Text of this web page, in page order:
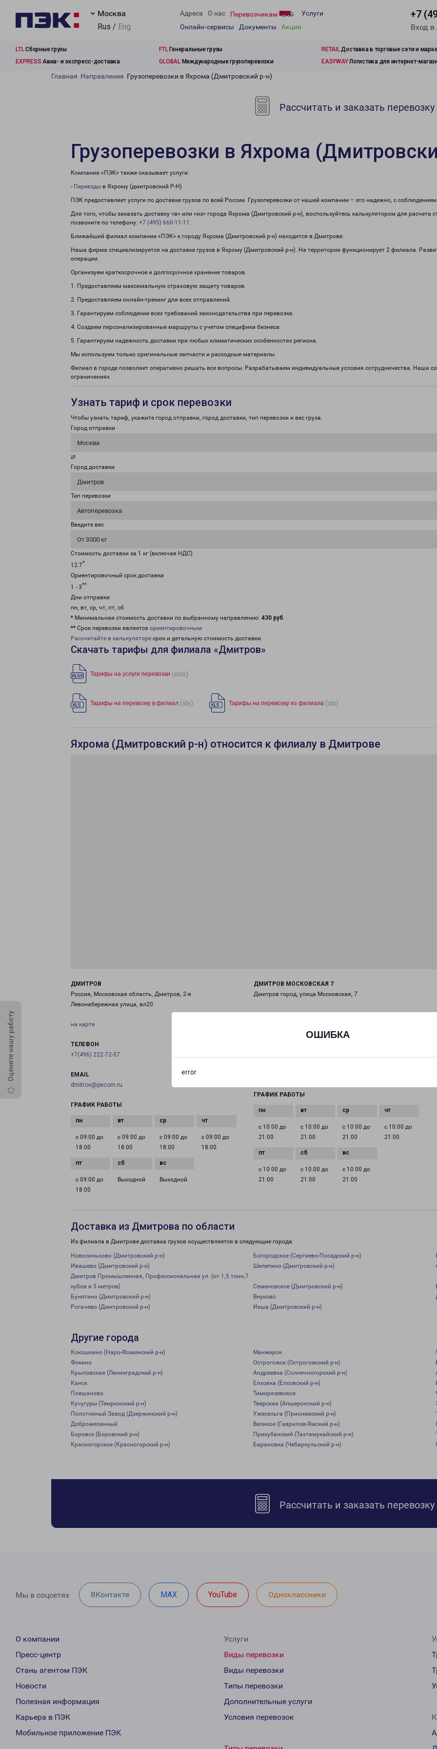
ОШИБКА
error
Москва
Rus / Eng
Адреса О нас Перевозчикам
Услуги
Онлайн-сервисы
Документы Акции
+7
Вход
LTLСборные грузы FTLГенеральные грузы RETAILДоставка в торговые сети и
EXPRESS Авиа- и экспресс-доставка GLOBALМеждународные грузоперевозки EASYWAYЛогистика для интернет-
Оцените нашу работу
Главная Направления Грузоперевозки в Яхрома (Дмитровский р-н)
Рассчитать и заказать перевозку
Грузоперевозки в Яхрома
Компания «ПЭК» также оказывает услуги:
- Переезды в Яхрому (дмитровский Р-Н)
ПЭК предоставляет услуги по доставке грузов по всей России. Грузоперевозки от нашей компании – это надежно, с
Для того, чтобы заказать доставку «в» или «из» города Яхрома (Дмитровский р-н), воспользуйтесь калькулятором для расчета
позвоните по телефону: +7 (495) 660-11-11 .
Ближайший филиал компании «ПЭК» к городу Яхрома (Дмитровский р-н) находится в Дмитрове.
Наша фирма специализируется на доставке грузов в Яхрому (Дмитровский р-н). На территории функционирует 2 филиала.
операции.
Организуем краткосрочное и долгосрочное хранение товаров.
1. Предоставляем максимальную страховую защиту товаров.
2. Предоставляем онлайн-трекинг для всех отправлений.
3. Гарантируем соблюдение всех требований законодательства при перевозке.
4. Создаем персонализированные маршруты с учетом специфики бизнеса.
5. Гарантируем надежность доставки при любых климатических особенностях региона.
Мы используем только оригинальные запчасти и расходные материалы.
Филиал в городе позволяет оперативно решать все вопросы. Разрабатываем индивидуальные условия сотрудничества. Наши
ограничениях.
Узнать тариф и срок перевозки
Чтобы узнать тариф, укажите город отправки, город доставки, тип перевозки и вес груза.
Город отправки
Москва
⇄
Город доставки
Дмитров
Тип перевозки
Автоперевозка
Введите вес
От 3000 кг
Стоимость доставки за 1 кг (включая НДС)
12.7*
Ориентировочный срок доставки
1 - 3**
Дни отправки
пн, вт, ср, чт, пт, сб
* Минимальная стоимость доставки по выбранному направлению: 430 руб.
** Срок перевозки является ориентировочным
Рассчитайте в калькуляторе срок и детальную стоимость доставки.
Скачать тарифы для филиала «Дмитров»
Тарифы на услуги перевозки (xlsx)
Тарифы на перевозку в филиал (xls) Тарифы на перевозку из филиала (xls)
Яхрома (Дмитровский р-н) относится к филиалу в Дмитрове
ДМИТРОВ
Россия, Московская область, Дмитров, 2-я
Левонабережная улица, вл20
на карте
ТЕЛЕФОН
+7(496) 222-72-57
EMAIL
dmitrov@pecom.ru
ГРАФИК РАБОТЫ
с 09:00 до
18:00
с 09:00 до
18:00
с 09:00 до
18:00
с 09:00 до
18:00
с 09:00 до
18:00
Выходной Выходной
ДМИТРОВ МОСКОВСКАЯ 7
Дмитров город, улица Московская, 7
на карте
ГРАФИК РАБОТЫ
с 10:00 до
21:00
с 10:00 до
21:00
с 10:00 до
21:00
с 10:00 до
21:00
с 10:00 до
21:00
с 10:00 до
21:00
с 10:00 до
21:00
Доставка из Дмитрова по области
Из филиала в Дмитрове доставка грузов осуществляется в следующие города:
Новосиньково (Дмитровский р-н) Богородское (Сергиево-Посадский р-н)
Ивашево (Дмитровский р-н)
Шелепино (Дмитровский р-н)
Дмитров Промышленная, Профессиональная ул. (от 1,5 тонн,7
кубов и 3 метров)
Семеновское (Дмитровский р-н)
Бунятино (Дмитровский р-н)
Внуково
Рогачево (Дмитровский р-н)
Икша (Дмитровский р-н)
Другие города
Кокошкино (Наро-Фоминский р-н) Манжерок
Фокино
Острогожск (Острогожский р-н)
Крыловская (Ленинградский р-н)
Андреевка (Солнечногорский р-н)
Канск
Елховка (Елховский р-н)
Плешаново
Тимирязевское
Кучугуры (Темрюкский р-н)
Тверская (Апшеронский р-н)
Полотняный Завод (Дзержинский р-н)
Ужесельга (Прионежский р-н)
Доброжеланный
Великое (Гаврилов-Ямский р-н)
Боровск (Боровский р-н)
Прикубанский (Тахтамукайский р-н)
Красногорское (Красногорский р-н)
Барановка (Чебаркульский р-н)
Рассчитать и заказать перевозку
Мы в соцсетях ВКонтакте MAX YouTube Одноклассники
О компании
Пресс-центр
Стань агентом ПЭК
Новости
Полезная информация
Карьера в ПЭК
Мобильное приложение ПЭК
Услуги
Виды перевозки
Виды перевозки
Типы перевозки
Дополнительные услуги
Условия перевозок